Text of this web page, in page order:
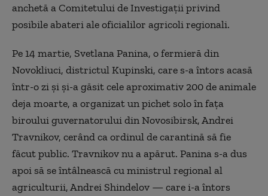
anchetă a Comitetului de Investigații privind
posibile abateri ale oficialilor agricoli regionali.
Pe 14 martie, Svetlana Panina, o fermieră din
Novokliuci, districtul Kupinski, care s-a întors acasă
într-o zi și și-a găsit cele aproximativ 200 de animale
deja moarte, a organizat un pichet solo în fața
biroului guvernatorului din Novosibirsk, Andrei
Travnikov, cerând ca ordinul de carantină să fie
făcut public. Travnikov nu a apărut. Panina s-a dus
apoi să se întâlnească cu ministrul regional al
agriculturii, Andrei Shindelov — care i-a întors